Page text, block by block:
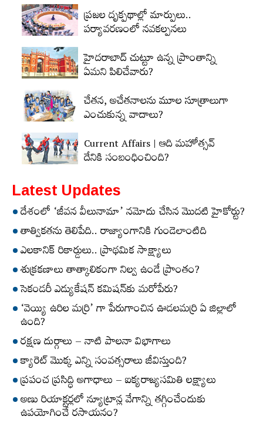
ప్రజల దృక్పథాల్లో మార్పులు..
పర్యావరణంలో నవకల్పనలు
హైదరాబాద్‌ చుట్టూ ఉన్న ప్రాంతాన్ని
ఏమని పిలిచేవారు?
చేతన, అచేతనాలను మూల సూత్రాలుగా
ఎంచుకున్న వాదాలు?
Current Affairs | ఆది మహోత్సవ్‌
దేనికి సంబంధించింది?
Latest Updates
దేశంలో ‘జీవన వీలునామా’ నమోదు చేసిన మొదటి హైకోర్టు?
తాత్వికతను తెలిపేది.. రాజ్యాంగానికి గుండెలాంటిది
ఎలకానిక్‌ రికార్డులు.. ప్రాథమిక సాక్ష్యాలు
శుక్రకణాలు తాత్కాలికంగా నిల్వ ఉండే ప్రాంతం?
సెకండరీ ఎడ్యుకేషన్‌ కమిషన్‌కు మరోపేరు?
‘వెయ్యి ఉరిల మర్రి’ గా పేరుగాంచిన ఊడలమర్రి ఏ జిల్లాలో
ఉంది?
రక్షణ దుర్గాలు – నాటి పాలనా విభాగాలు
క్యారెట్‌ మొక్క ఎన్ని సంవత్సరాలు జీవిస్తుంది?
ప్రపంచ ప్రసిద్ధి అగాధాలు – ఐక్యరాజ్యసమితి లక్ష్యాలు
అణు రియాక్టర్లలో న్యూట్రాన్ల వేగాన్ని తగ్గించేందుకు
ఉపయోగించే రసాయనం?